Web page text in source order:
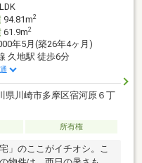
94.81m2
61.9m2
年5月(築26年4ヶ月)
久地駅 徒歩6分
県川崎市多摩区宿河原６丁
所有権
」のここがイチオシ。こ